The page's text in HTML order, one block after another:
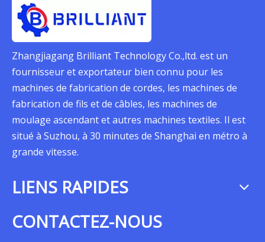
Zhangjiagang Brilliant Technology Co.,ltd. est un
fournisseur et exportateur bien connu pour les
machines de fabrication de cordes, les machines de
fabrication de fils et de câbles, les machines de
moulage ascendant et autres machines textiles. Il est
situé à Suzhou, à 30 minutes de Shanghai en métro à
grande vitesse.
LIENS RAPIDES
CONTACTEZ-NOUS